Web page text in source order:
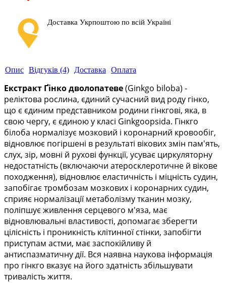
Доставка Укрпоштою по всій Україні
Опис Відгуків (4) Доставка Оплата
Екстракт Ґінко дволопатеве(Ginkgo biloba) -
реліктова рослина, єдиний сучасний вид роду гінко,
що є єдиним представником родини гінкгові, яка, в
свою чергу, є єдиною у класі Ginkgoopsida. Гінкго
білоба нормалізує мозковий і коронарний кровообіг,
відновлює погіршені в результаті вікових змін пам'ять,
слух, зір, мовні й рухові функції, усуває циркуляторну
недостатність (включаючи атеросклеротичне й вікове
походження), відновлює еластичність і міцність судин,
запобігає тромбозам мозкових і коронарних судин,
сприяє нормалізації метаболізму тканин мозку,
поліпшує живлення серцевого м'яза, має
відновлювальні властивості, допомагає зберегти
цілісність і проникність клітинної стінки, запобігти
приступам астми, має заспокійливу й
антиспазматичну дії. Вся наявна наукова інформація
про гінкго вказує на його здатність збільшувати
тривалість життя.